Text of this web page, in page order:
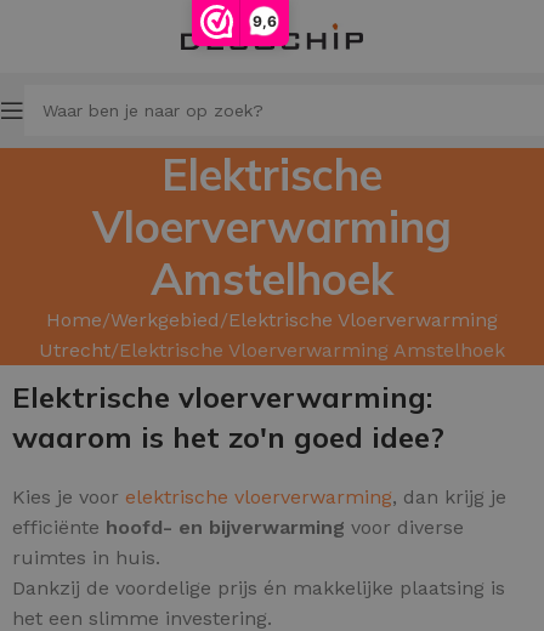
9,6
Elektrische
Vloerverwarming
Amstelhoek
Home Werkgebied Elektrische Vloerverwarming
Utrecht Elektrische Vloerverwarming Amstelhoek
Elektrische vloerverwarming:
waarom is het zo'n goed idee?
Kies je voor elektrische vloerverwarming, dan krijg je
efficiënte hoofd- en bijverwarming voor diverse
ruimtes in huis.
Dankzij de voordelige prijs én makkelijke plaatsing is
het een slimme investering.